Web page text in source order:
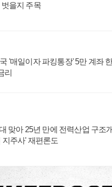
벗을지 주목
'매일이자 파킹통장' 5만 계좌
리
맞아 25년 만에 전력산업 구조
지주사' 재편론도